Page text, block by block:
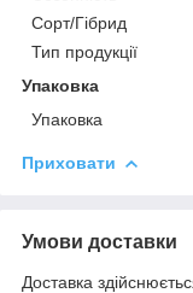
Сорт/Гібрид
Тип продукції
Упаковка
Упаковка
Приховати
Умови доставки
Доставка